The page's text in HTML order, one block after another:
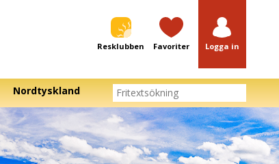
Resklubben Favoriter Logga in
Nordtyskland